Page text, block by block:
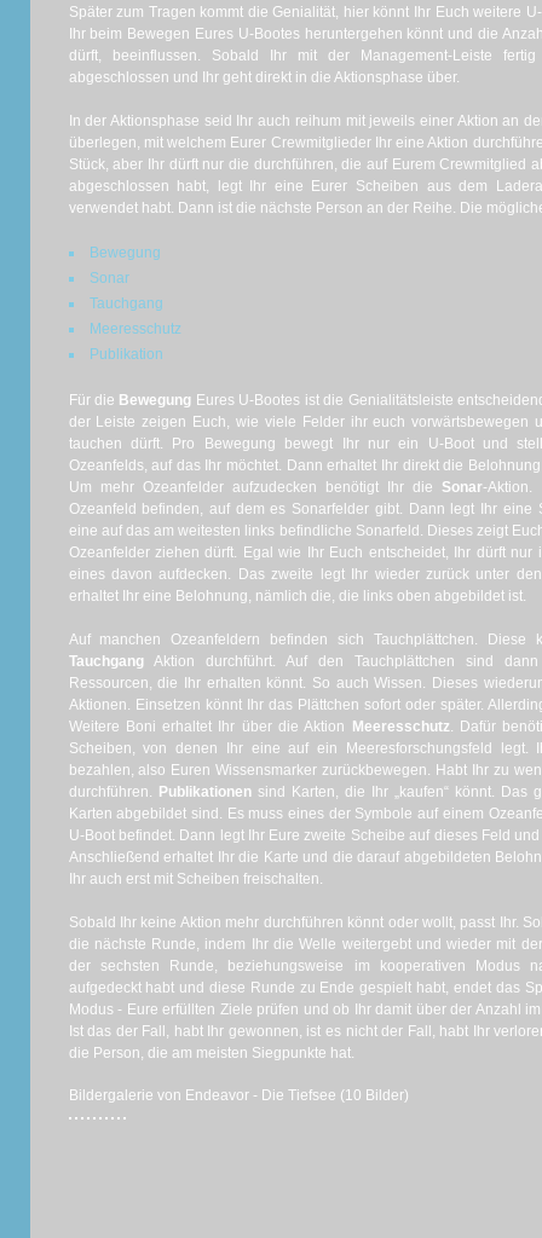
Später zum Tragen kommt die Genialität, hier könnt Ihr Euch weitere
Ihr beim Bewegen Eures U-Bootes heruntergehen könnt und die
dürft, beeinflussen. Sobald Ihr mit der Management-Leiste
abgeschlossen und Ihr geht direkt in die Aktionsphase über.
In der Aktionsphase seid Ihr auch reihum mit jeweils einer Aktion an
überlegen, mit welchem Eurer Crewmitglieder Ihr eine Aktion
Stück, aber Ihr dürft nur die durchführen, die auf Eurem Crewmitglied
abgeschlossen habt, legt Ihr eine Eurer Scheiben aus dem
verwendet habt. Dann ist die nächste Person an der Reihe. Die
Bewegung
Sonar
Tauchgang
Meeresschutz
Publikation
Für die Bewegung Eures U-Bootes ist die Genialitätsleiste
der Leiste zeigen Euch, wie viele Felder ihr euch vorwärtsbewegen
tauchen dürft. Pro Bewegung bewegt Ihr nur ein U-Boot und
Ozeanfelds, auf das Ihr möchtet. Dann erhaltet Ihr direkt die
Um mehr Ozeanfelder aufzudecken benötigt Ihr die Sonar-
Ozeanfeld befinden, auf dem es Sonarfelder gibt. Dann legt Ihr eine
eine auf das am weitesten links befindliche Sonarfeld. Dieses zeigt
Ozeanfelder ziehen dürft. Egal wie Ihr Euch entscheidet, Ihr dürft
eines davon aufdecken. Das zweite legt Ihr wieder zurück unter
erhaltet Ihr eine Belohnung, nämlich die, die links oben abgebildet ist.
Auf manchen Ozeanfeldern befinden sich Tauchplättchen.
TauchgangAktion durchführt. Auf den Tauchplättchen sind dann
Ressourcen, die Ihr erhalten könnt. So auch Wissen. Dieses
Aktionen. Einsetzen könnt Ihr das Plättchen sofort oder später.
Weitere Boni erhaltet Ihr über die Aktion
Meeresschutz. Dafür
Scheiben, von denen Ihr eine auf ein Meeresforschungsfeld legt.
bezahlen, also Euren Wissensmarker zurückbewegen. Habt Ihr zu
durchführen. Publikationensind Karten, die Ihr „kaufen“ könnt. Das
Karten abgebildet sind. Es muss eines der Symbole auf einem
U-Boot befindet. Dann legt Ihr Eure zweite Scheibe auf dieses Feld
Anschließend erhaltet Ihr die Karte und die darauf abgebildeten
Ihr auch erst mit Scheiben freischalten.
Sobald Ihr keine Aktion mehr durchführen könnt oder wollt, passt Ihr.
die nächste Runde, indem Ihr die Welle weitergebt und wieder mit
der sechsten Runde, beziehungsweise im kooperativen Modus
aufgedeckt habt und diese Runde zu Ende gespielt habt, endet das
Modus - Eure erfüllten Ziele prüfen und ob Ihr damit über der Anzahl
Ist das der Fall, habt Ihr gewonnen, ist es nicht der Fall, habt Ihr
die Person, die am meisten Siegpunkte hat.
Bildergalerie von Endeavor - Die Tiefsee (10 Bilder)